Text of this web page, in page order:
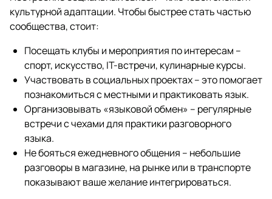
культурной адаптации. Чтобы быстрее стать частью
сообщества, стоит:
Посещать клубы и мероприятия по интересам –
спорт, искусство, IT-встречи, кулинарные курсы.
Участвовать в социальных проектах – это помогает
познакомиться с местными и практиковать язык.
Организовывать «языковой обмен» – регулярные
встречи с чехами для практики разговорного
языка.
Не бояться ежедневного общения – небольшие
разговоры в магазине, на рынке или в транспорте
показывают ваше желание интегрироваться.